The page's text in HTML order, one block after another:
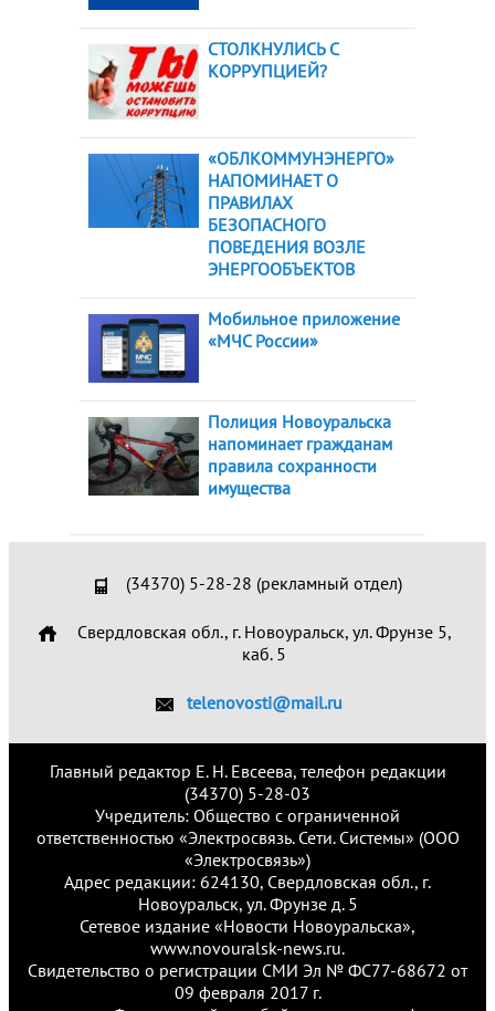
СТОЛКНУЛИСЬ С
КОРРУПЦИЕЙ?
«ОБЛКОММУНЭНЕРГО»
НАПОМИНАЕТ О
ПРАВИЛАХ
БЕЗОПАСНОГО
ПОВЕДЕНИЯ ВОЗЛЕ
ЭНЕРГООБЪЕКТОВ
Мобильное приложение
«МЧС России»
Полиция Новоуральска
напоминает гражданам
правила сохранности
имущества
(34370) 5-28-28 (рекламный отдел)
Свердловская обл., г. Новоуральск, ул. Фрунзе 5,
каб. 5
telenovosti@mail.ru
Главный редактор Е. Н. Евсеева, телефон редакции
(34370) 5-28-03
Учредитель: Общество с ограниченной
ответственностью «Электросвязь. Сети. Системы» (ООО
«Электросвязь»)
Адрес редакции: 624130, Свердловская обл., г.
Новоуральск, ул. Фрунзе д. 5
Сетевое издание «Новости Новоуральска»,
www.novouralsk-news.ru.
Свидетельство о регистрации СМИ Эл № ФС77-68672 от
09 февраля 2017 г.